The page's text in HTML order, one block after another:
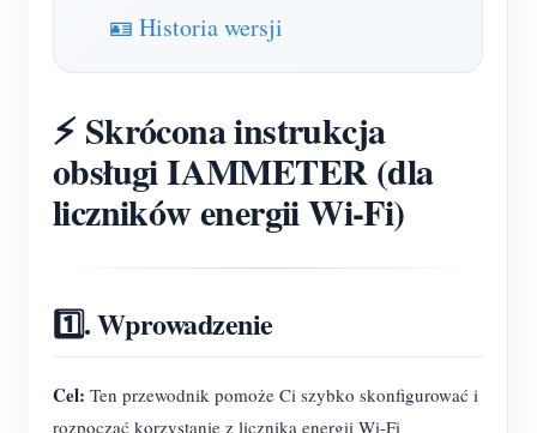
🪪 Historia wersji
⚡ Skrócona instrukcja
obsługi IAMMETER (dla
liczników energii Wi-Fi)
1️⃣. Wprowadzenie
Cel: Ten przewodnik pomoże Ci szybko skonfigurować i
rozpocząć korzystanie z licznika energii Wi-Fi